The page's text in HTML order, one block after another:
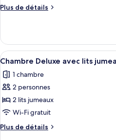
chambre :
Plus de détails
Plus
Chambre
exécutive
Afficher
toutes
les
photos
pour
ce
type
de
7
Chambre Deluxe avec lits
1 chambre
2 personnes
2 lits jumeaux
Wi-Fi gratuit
Plus de détails
Plus